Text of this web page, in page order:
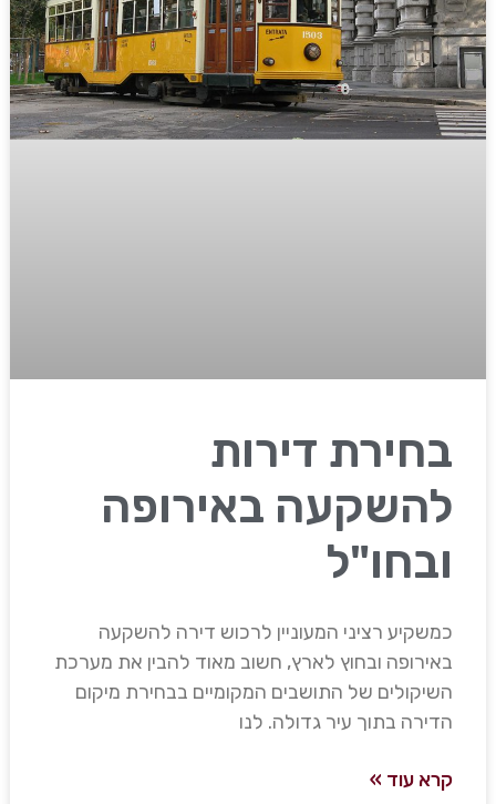
בחירת דירות
להשקעה באירופה
ובחו"ל
כמשקיע רציני המעוניין לרכוש דירה להשקעה
באירופה ובחוץ לארץ, חשוב מאוד להבין את מערכת
השיקולים של התושבים המקומיים בבחירת מיקום
הדירה בתוך עיר גדולה. לנו
קרא עוד »